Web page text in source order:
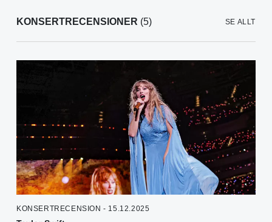
KONSERTRECENSIONER (5) SE ALLT
KONSERTRECENSION - 15.12.2025